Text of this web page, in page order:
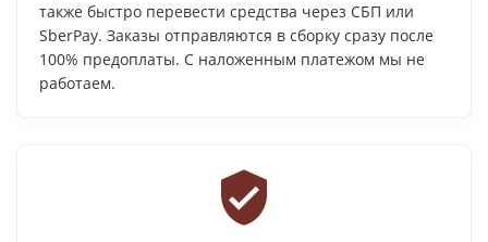
также быстро перевести средства через СБП или
SberPay. Заказы отправляются в сборку сразу после
100% предоплаты. С наложенным платежом мы не
работаем.